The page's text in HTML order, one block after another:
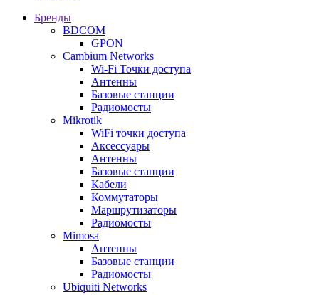
Бренды
BDCOM
GPON
Cambium Networks
Wi-Fi Точки доступа
Антенны
Базовые станции
Радиомосты
Mikrotik
WiFi точки доступа
Аксессуары
Антенны
Базовые станции
Кабели
Коммутаторы
Маршрутизаторы
Радиомосты
Mimosa
Антенны
Базовые станции
Радиомосты
Ubiquiti Networks